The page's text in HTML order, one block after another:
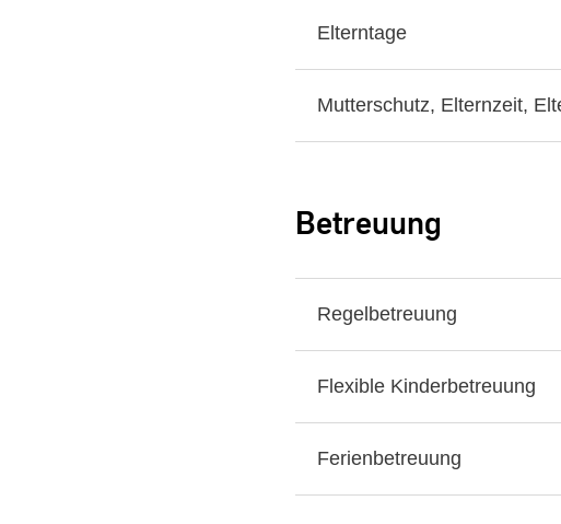
Elterntage
Mutterschutz, Elternzeit,
Betreuung
Regelbetreuung
Flexible Kinderbetreuung
Ferienbetreuung